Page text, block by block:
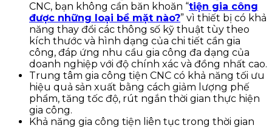
CNC, bạn không cần băn khoăn “tiện gia công
được những loại bề mặt nào?” vì thiết bị có khả
năng thay đổi các thông số kỹ thuật tùy theo
kích thước và hình dạng của chi tiết cần gia
công, đáp ứng nhu cầu gia công đa dạng của
doanh nghiệp với độ chính xác và đồng nhất cao.
Trung tâm gia công tiện CNC có khả năng tối ưu
hiệu quả sản xuất bằng cách giảm lượng phế
phẩm, tăng tốc độ, rút ngắn thời gian thực hiện
gia công.
Khả năng gia công tiện liên tục trong thời gian